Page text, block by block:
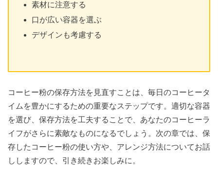
素材に注意する
口が広い容器を選ぶ
デザインも考慮する
コーヒー粉の保存方法を見直すことは、毎日のコーヒータ
イムを豊かにするための重要なステップです。適切な容器
を選び、保存方法を工夫することで、あなたのコーヒーラ
イフがさらに素敵なものになるでしょう。次の章では、保
存したコーヒー粉の使い方や、アレンジ方法についてお話
ししますので、引き続きお楽しみに。